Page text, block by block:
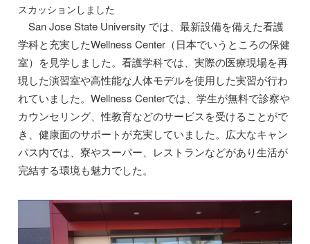
スカッションしました
San Jose State University では、最新設備を備えた看護
学科と充実したWellness Center（日本でいうところの保健
室）を見学しました。看護学科では、実際の医療現場を再
現した演習室や高性能な人体モデルを使用した実習が行わ
れていました。Wellness Centerでは、学生が無料で診察や
カウンセリング、性教育などのサービスを受けることがで
き、健康面のサポートが充実していました。広大なキャン
パス内では、寮やスーパー、レストランなどがあり生活が
完結する環境も魅力でした。